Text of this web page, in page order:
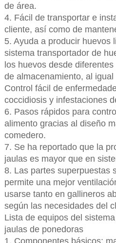
de área.
4. Fácil de transportar e
cliente, así como de
5. Ayuda a producir huevos
sistema transportador de
los huevos desde
de almacenamiento, al
Control fácil de
coccidiosis y infestaciones
6. Pasos rápidos para
alimento gracias al diseño
comedero.
7. Se ha reportado que la
jaulas es mayor que en
8. Las partes superpuestas
permite una mejor
usarse tanto en gallineros
según las necesidades del
Lista de equipos del
jaulas de ponedoras